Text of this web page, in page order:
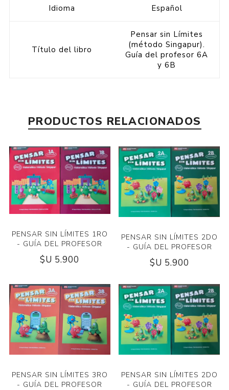
Idioma Español
Título del libro
Pensar sin Límites
(método Singapur).
Guía del profesor 6A
y 6B
PRODUCTOS RELACIONADOS
PENSAR SIN LÍMITES 1RO
- GUÍA DEL PROFESOR
$U 5.900
PENSAR SIN LÍMITES 2DO
- GUÍA DEL PROFESOR
$U 5.900
PENSAR SIN LÍMITES 3RO
- GUÍA DEL PROFESOR
PENSAR SIN LÍMITES 2DO
- GUÍA DEL PROFESOR